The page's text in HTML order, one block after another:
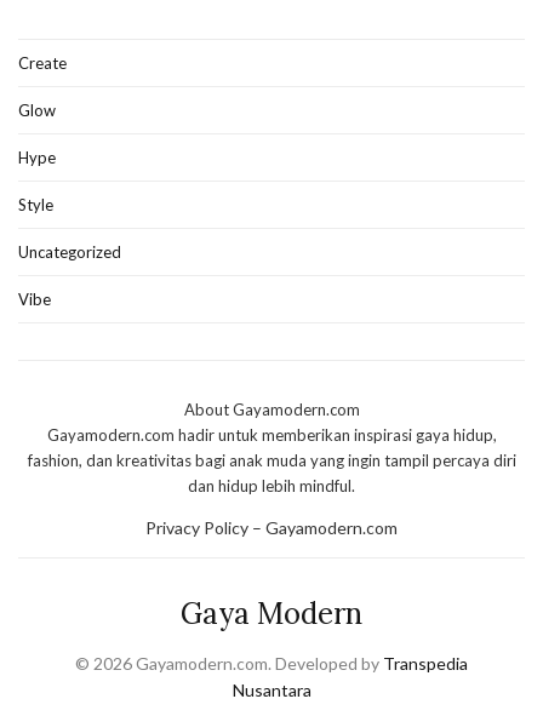
Create
Glow
Hype
Style
Uncategorized
Vibe
About Gayamodern.com
Gayamodern.com hadir untuk memberikan inspirasi gaya hidup,
fashion, dan kreativitas bagi anak muda yang ingin tampil percaya diri
dan hidup lebih mindful.
Privacy Policy – Gayamodern.com
Gaya Modern
© 2026 Gayamodern.com. Developed by Transpedia
Nusantara